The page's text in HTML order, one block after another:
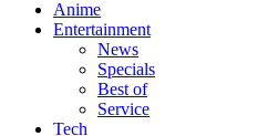
Anime
Entertainment
News
Specials
Best of
Service
Tech